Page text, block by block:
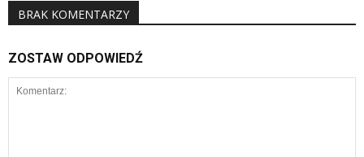
BRAK KOMENTARZY
ZOSTAW ODPOWIEDŹ